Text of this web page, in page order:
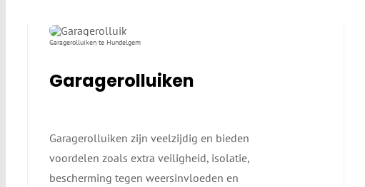
Garagerolluiken te Hundelgem
Garagerolluiken
Garagerolluiken zijn veelzijdig en bieden
voordelen zoals extra veiligheid, isolatie,
bescherming tegen weersinvloeden en